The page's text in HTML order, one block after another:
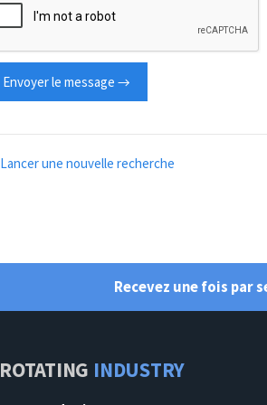
Envoyer le message →
Lancer une nouvelle recherche
Recevez une fois
ROTATING INDUSTRY